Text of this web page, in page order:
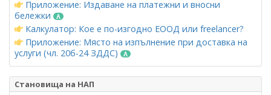
Приложение: Издаване на платежни и вносни
бележки
Калкулатор: Кое е по-изгодно ЕООД или freelancer?
Приложение: Място на изпълнение при доставка на
услуги (чл. 20б-24 ЗДДС)
Становища на НАП